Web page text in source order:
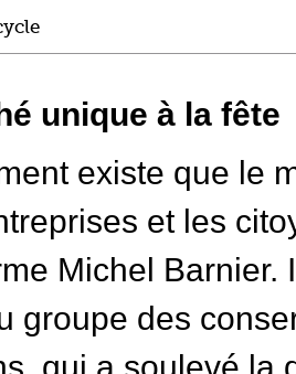
unique à la fête
existe que le
et les
Michel
groupe des
qui a soulevé la